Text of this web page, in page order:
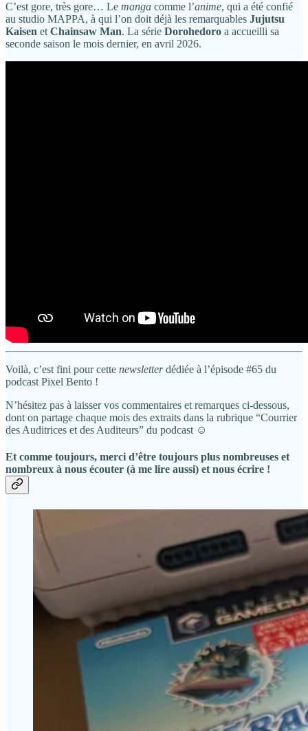
C’est gore, très gore… Le manga comme l’anime, qui a été confié
au studio MAPPA, à qui l’on doit déjà les remarquables Jujutsu
Kaisen et Chainsaw Man. La série Dorohedoro a accueilli sa
seconde saison le mois dernier, en avril 2026.
Voilà, c’est fini pour cette newsletterdédiée à l’épisode #65 du
podcast Pixel Bento !
N’hésitez pas à laisser vos commentaires et remarques ci-dessous,
dont on partage chaque mois des extraits dans la rubrique “Courrier
des Auditrices et des Auditeurs” du podcast ☺️
Et comme toujours, merci d’être toujours plus nombreuses et
nombreux à nous écouter (à me lire aussi) et nous écrire !